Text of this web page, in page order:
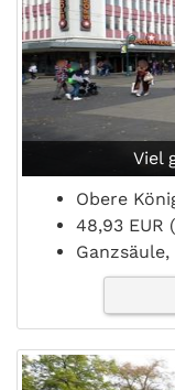
Viel
Obere
48,93 EUR